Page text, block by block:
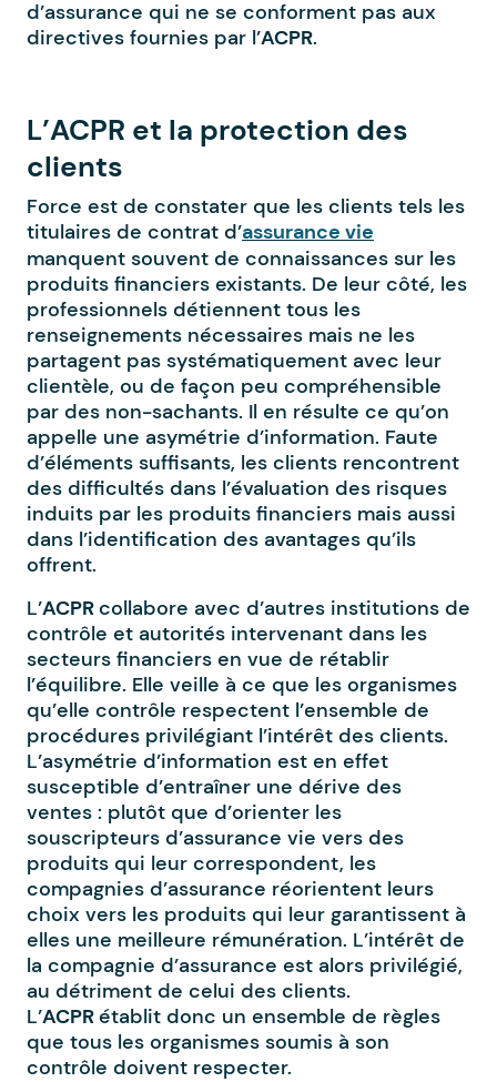
d’assurance qui ne se conforment pas aux
directives fournies par l’ACPR.
L’ACPR et la protection des
clients
Force est de constater que les clients tels les
titulaires de contrat d’assurance vie
manquent souvent de connaissances sur les
produits financiers existants. De leur côté, les
professionnels détiennent tous les
renseignements nécessaires mais ne les
partagent pas systématiquement avec leur
clientèle, ou de façon peu compréhensible
par des non-sachants. Il en résulte ce qu’on
appelle une asymétrie d’information. Faute
d’éléments suffisants, les clients rencontrent
des difficultés dans l’évaluation des risques
induits par les produits financiers mais aussi
dans l’identification des avantages qu’ils
offrent.
L’ACPRcollabore avec d’autres institutions de
contrôle et autorités intervenant dans les
secteurs financiers en vue de rétablir
l’équilibre. Elle veille à ce que les organismes
qu’elle contrôle respectent l’ensemble de
procédures privilégiant l’intérêt des clients.
L’asymétrie d’information est en effet
susceptible d’entraîner une dérive des
ventes : plutôt que d’orienter les
souscripteurs d’assurance vie vers des
produits qui leur correspondent, les
compagnies d’assurance réorientent leurs
choix vers les produits qui leur garantissent à
elles une meilleure rémunération. L’intérêt de
la compagnie d’assurance est alors privilégié,
au détriment de celui des clients.
L’ACPRétablit donc un ensemble de règles
que tous les organismes soumis à son
contrôle doivent respecter.